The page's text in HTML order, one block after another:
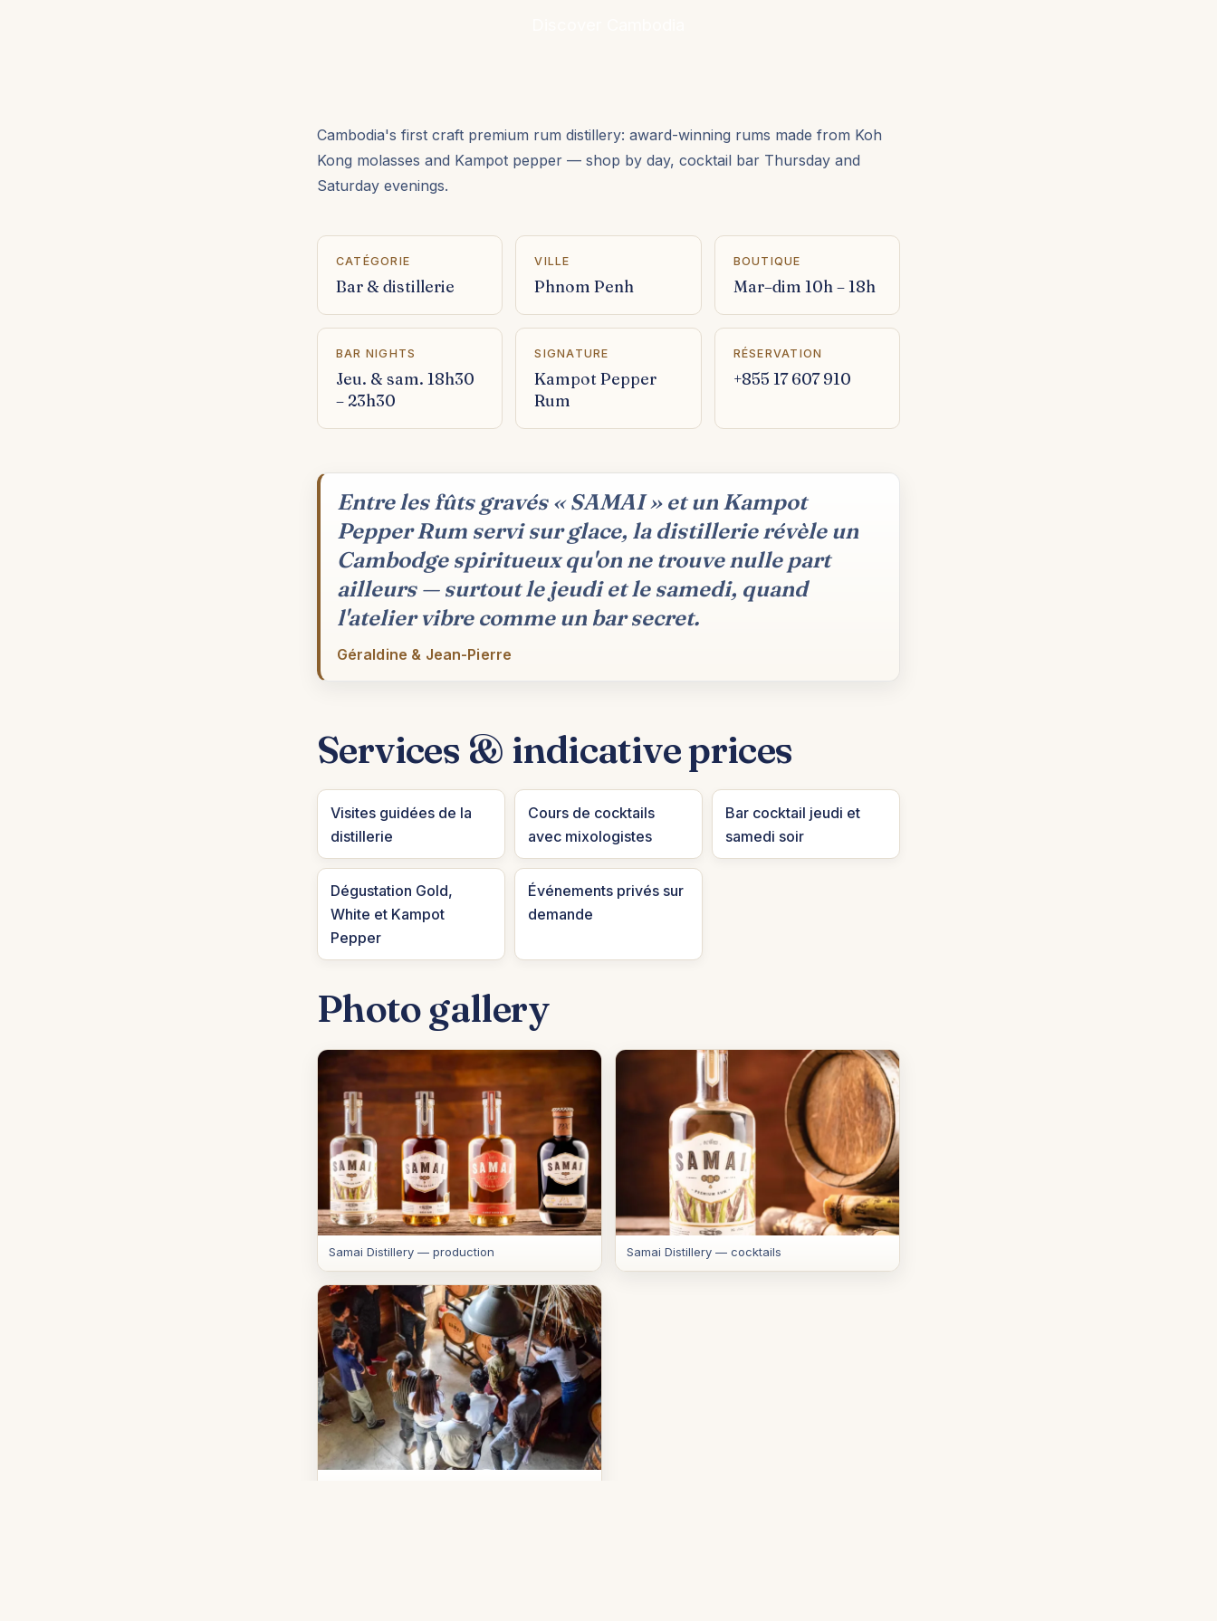
Cambodia's first craft premium rum distillery: award-winning rums made from Koh
Kong molasses and Kampot pepper — shop by day, cocktail bar Thursday and
Saturday evenings.
CATÉGORIE
Bar & distillerie
VILLE
Phnom Penh
BOUTIQUE
Mar–dim 10h – 18h
BAR NIGHTS
Jeu. & sam. 18h30
– 23h30
SIGNATURE
Kampot Pepper
Rum
RÉSERVATION
+855 17 607 910
Entre les fûts gravés « SAMAI » et un Kampot
Pepper Rum servi sur glace, la distillerie révèle un
Cambodge spiritueux qu'on ne trouve nulle part
ailleurs — surtout le jeudi et le samedi, quand
l'atelier vibre comme un bar secret.
Géraldine & Jean-Pierre
Services & indicative prices
Visites guidées de la
distillerie
Cours de cocktails
avec mixologistes
Bar cocktail jeudi et
samedi soir
Dégustation Gold,
White et Kampot
Pepper
Événements privés sur
demande
Photo gallery
Samai Distillery — production Samai Distillery — cocktails